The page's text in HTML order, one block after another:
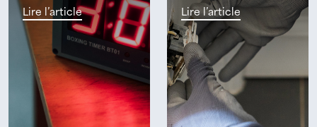
Lire l’article Lire l’article